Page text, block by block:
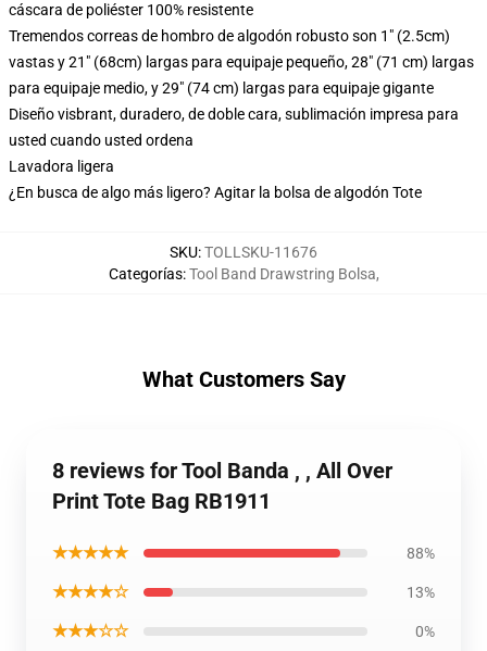
cáscara de poliéster 100% resistente
Tremendos correas de hombro de algodón robusto son 1" (2.5cm)
vastas y 21" (68cm) largas para equipaje pequeño, 28" (71 cm) largas
para equipaje medio, y 29" (74 cm) largas para equipaje gigante
Diseño visbrant, duradero, de doble cara, sublimación impresa para
usted cuando usted ordena
Lavadora ligera
¿En busca de algo más ligero? Agitar la bolsa de algodón Tote
SKU:TOLLSKU-11676
Categorías:Tool Band Drawstring Bolsa,
What Customers Say
8 reviews for Tool Banda , , All Over
Print Tote Bag RB1911
★★★★★ 88%
★★★★☆ 13%
★★★☆☆ 0%